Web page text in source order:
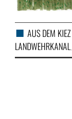
AUS DEM KIEZ
LANDWEHRKANAL,